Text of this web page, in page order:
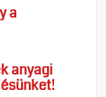
a
anyagi